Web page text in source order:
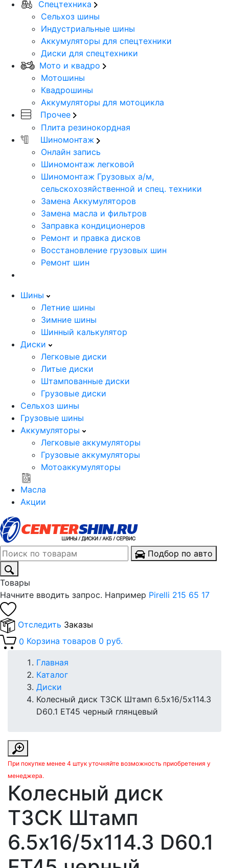
Спецтехника
Сельхоз шины
Индустриальные шины
Аккумуляторы для спецтехники
Диски для спецтехники
Мото и квадро
Мотошины
Квадрошины
Аккумуляторы для мотоцикла
Прочее
Плита резинокордная
Шиномонтаж
Онлайн запись
Шиномонтаж легковой
Шиномонтаж Грузовых а/м,
сельскохозяйственной и спец. техники
Замена Аккумуляторов
Замена масла и фильтров
Заправка кондиционеров
Ремонт и правка дисков
Восстановление грузовых шин
Ремонт шин
Шины
Летние шины
Зимние шины
Шинный калькулятор
Диски
Легковые диски
Литые диски
Штампованные диски
Грузовые диски
Сельхоз шины
Грузовые шины
Аккумуляторы
Легковые аккумуляторы
Грузовые аккумуляторы
Мотоаккумуляторы
Масла
Акции
Подбор по авто
Товары
Начните вводить запрос. Например Pirelli 215 65 17
Отследить Заказы
0 Корзина товаров 0 руб.
Главная
Каталог
Диски
Колесный диск ТЗСК Штамп 6.5х16/5х114.3
D60.1 ET45 черный глянцевый
При покупке менее 4 штук уточняйте возможность приобретения у
менеджера.
Колесный диск
ТЗСК Штамп
6.5х16/5х114.3 D60.1